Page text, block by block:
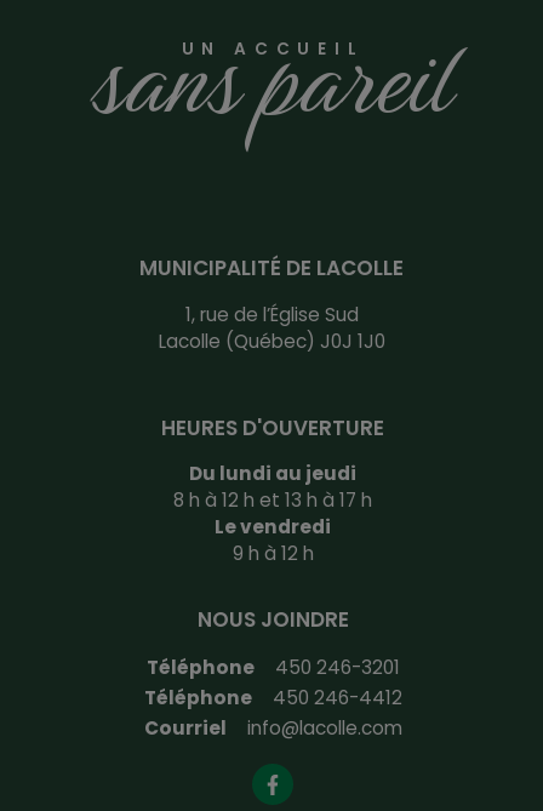
UN ACCUEIL
sans pareil
MUNICIPALITÉ DE LACOLLE
1, rue de l’Église Sud
Lacolle (Québec) J0J 1J0
HEURES D'OUVERTURE
Du lundi au jeudi
8 h à 12 h et 13 h à 17 h
Le vendredi
9 h à 12 h
NOUS JOINDRE
Téléphone
450 246-3201
Téléphone
450 246-4412
Courriel
info@lacolle.com